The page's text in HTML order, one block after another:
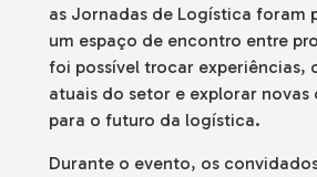
as Jornadas de Logística foram
um espaço de encontro entre
foi possível trocar experiências,
atuais do setor e explorar
para o futuro da logística.
Durante o evento, os